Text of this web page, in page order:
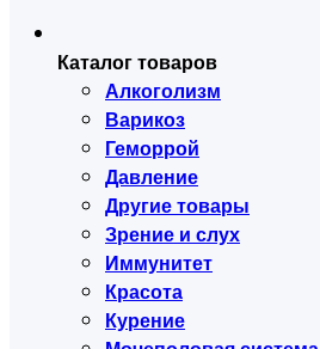
Каталог товаров
Алкоголизм
Варикоз
Геморрой
Давление
Другие товары
Зрение и слух
Иммунитет
Красота
Курение